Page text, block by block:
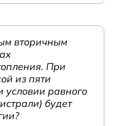
вторичным
При
из пяти
условии равного
будет